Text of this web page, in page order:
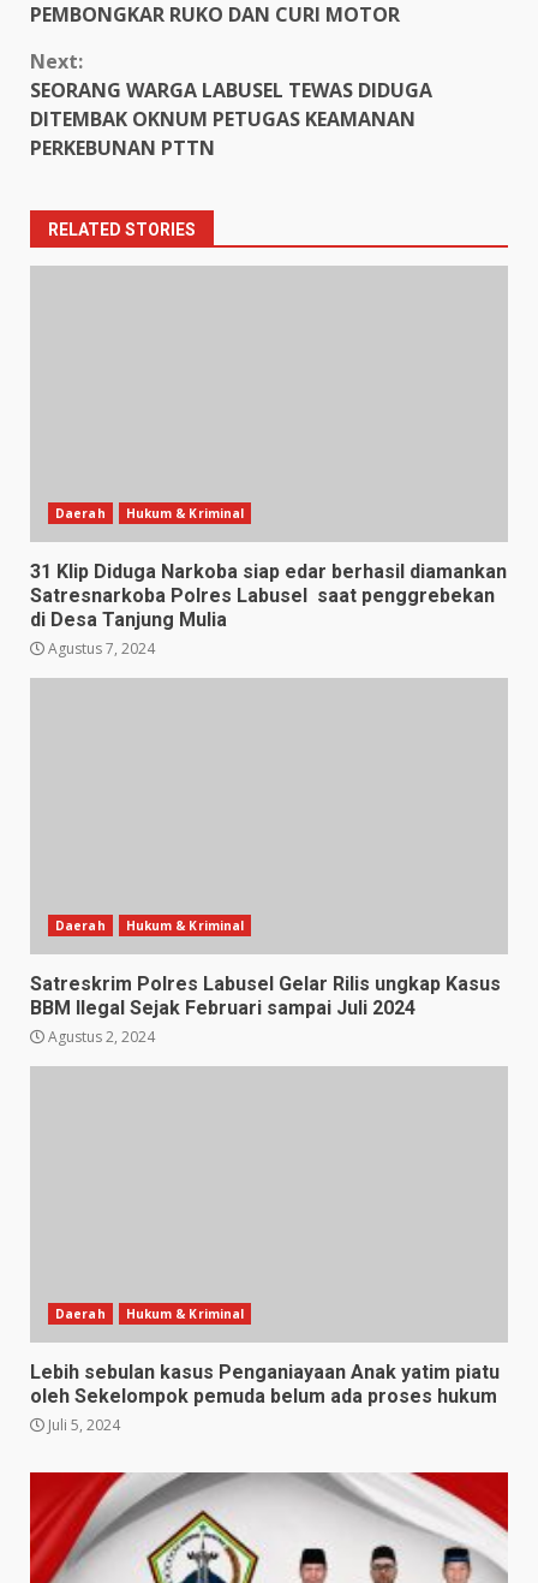
Reading
PEMBONGKAR RUKO DAN CURI MOTOR
Next:
SEORANG WARGA LABUSEL TEWAS DIDUGA
DITEMBAK OKNUM PETUGAS KEAMANAN
PERKEBUNAN PTTN
RELATED STORIES
Daerah Hukum & Kriminal
31 Klip Diduga Narkoba siap edar berhasil diamankan
Satresnarkoba Polres Labusel saat penggrebekan
di Desa Tanjung Mulia
Agustus 7, 2024
Daerah Hukum & Kriminal
Satreskrim Polres Labusel Gelar Rilis ungkap Kasus
BBM Ilegal Sejak Februari sampai Juli 2024
Agustus 2, 2024
Daerah Hukum & Kriminal
Lebih sebulan kasus Penganiayaan Anak yatim piatu
oleh Sekelompok pemuda belum ada proses hukum
Juli 5, 2024